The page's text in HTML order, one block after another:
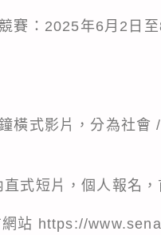
賽：2025年6月2日
橫式影片，分為社
式短片，個人報名，
網站 https://